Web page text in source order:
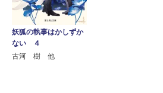
妖狐の執事はかしずか
ない ４
古河 樹 他